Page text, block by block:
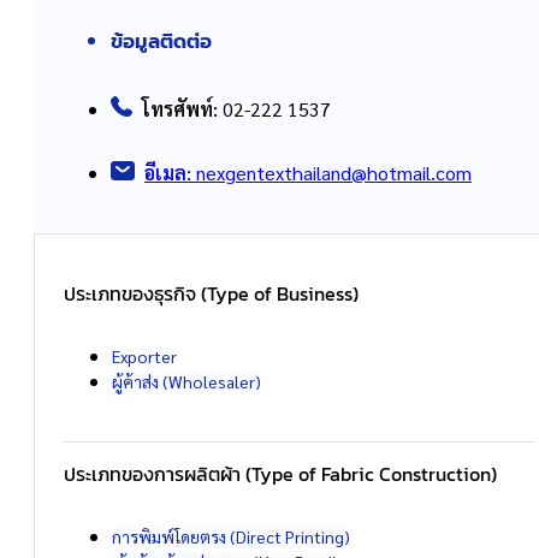
ข้อมูลติดต่อ
โทรศัพท์: 02-222 1537
อีเมล: nexgentexthailand@hotmail.com
ประเภทของธุรกิจ (Type of Business)
Exporter
ผู้ค้าส่ง (Wholesaler)
ประเภทของการผลิตผ้า (Type of Fabric Construction)
การพิมพ์โดยตรง (Direct Printing)